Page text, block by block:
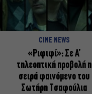
CINE NEWS
«Ριφιφί»: Σε Α’
τηλεοπτική προβολή η
σειρά φαινόμενο του
Σωτήρη Τσαφούλια